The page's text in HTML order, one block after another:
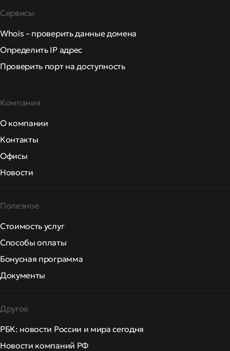
Сервисы
Whois – проверить данные домена
Определить IP адрес
Проверить порт на доступность
Компания
О компании
Контакты
Офисы
Новости
Полезное
Стоимость услуг
Способы оплаты
Бонусная программа
Документы
Другое
РБК: новости России и мира сегодня
Новости компаний РФ